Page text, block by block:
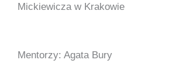
Mickiewicza w Krakowie
Mentorzy: Agata Bury